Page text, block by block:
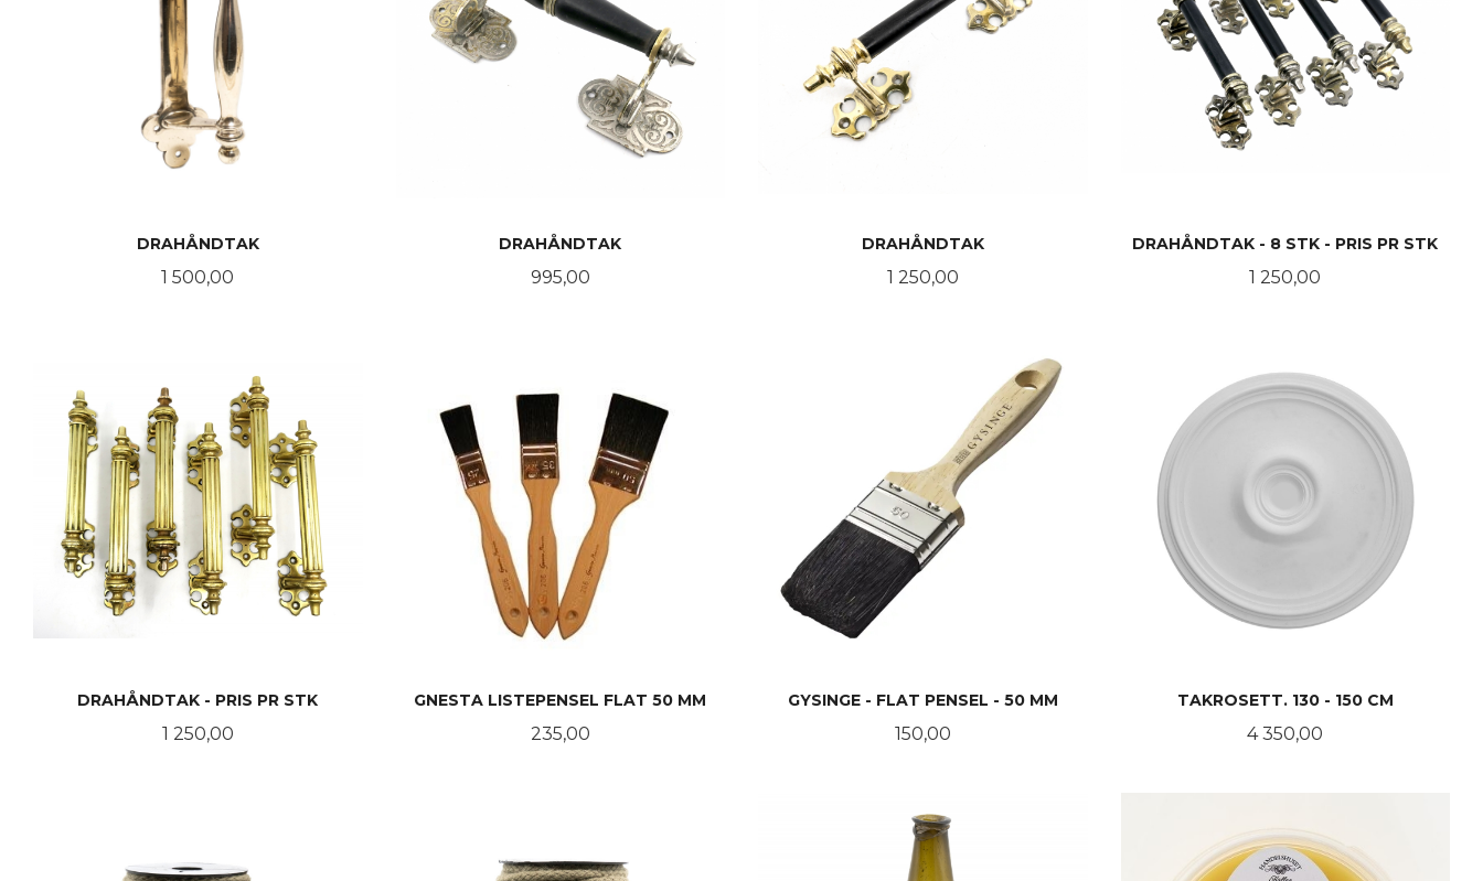
DRAHÅNDTAK
Pris
1 500,00
DRAHÅNDTAK
Pris
995,00
DRAHÅNDTAK
Pris
1 250,00
DRAHÅNDTAK - 8 STK - PRIS PR STK
Pris
1 250,00
DRAHÅNDTAK - PRIS PR STK
Pris
1 250,00
GNESTA LISTEPENSEL FLAT 50 MM
Pris
235,00
GYSINGE - FLAT PENSEL - 50 MM
Pris
150,00
TAKROSETT. 130 - 150 CM
Pris
4 350,00